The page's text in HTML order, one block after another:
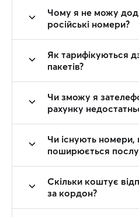
Чому я не можу
російські номери?
Як тарифікуються
пакетів?
Чи зможу я
рахунку
Чи існують номери,
поширюється
Скільки коштує
за кордон?